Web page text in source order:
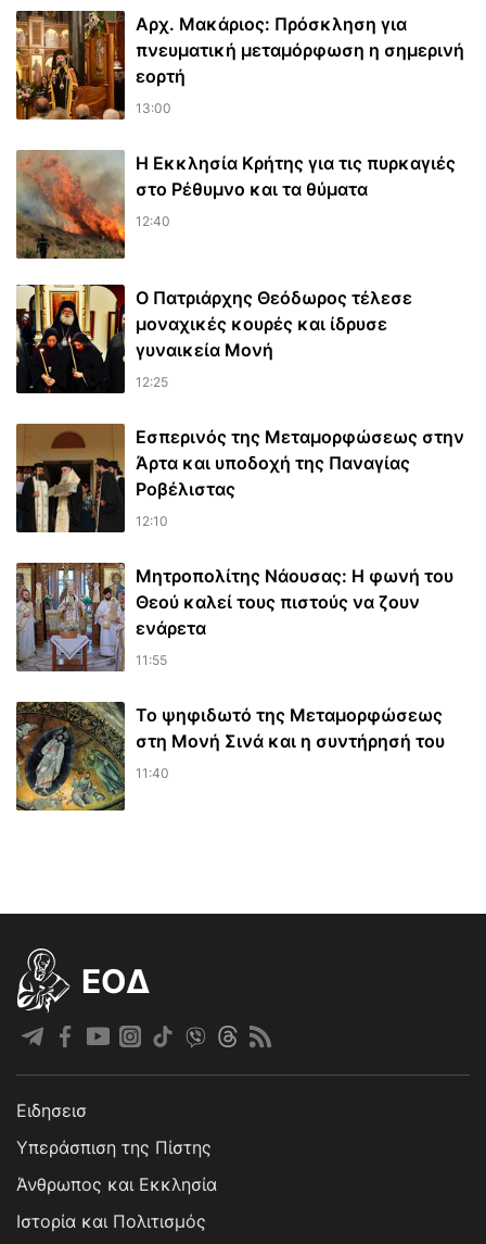
Αρχ. Μακάριος: Πρόσκληση για
πνευματική μεταμόρφωση η σημερινή
εορτή
13:00
Η Εκκλησία Κρήτης για τις πυρκαγιές
στο Ρέθυμνο και τα θύματα
12:40
Ο Πατριάρχης Θεόδωρος τέλεσε
μοναχικές κουρές και ίδρυσε
γυναικεία Μονή
12:25
Εσπερινός της Μεταμορφώσεως στην
Άρτα και υποδοχή της Παναγίας
Ροβέλιστας
12:10
Μητροπολίτης Νάουσας: Η φωνή του
Θεού καλεί τους πιστούς να ζουν
ενάρετα
11:55
Το ψηφιδωτό της Μεταμορφώσεως
στη Μονή Σινά και η συντήρησή του
11:40
EOΔ
Ειδησεισ
Υπεράσπιση της Πίστης
Άνθρωπος και Εκκλησία
Ιστορία και Πολιτισμός